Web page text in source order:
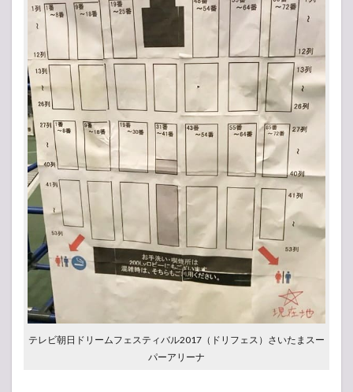
テレビ朝日ドリームフェスティバル2017（ドリフェス）さいたまスー
パーアリーナ